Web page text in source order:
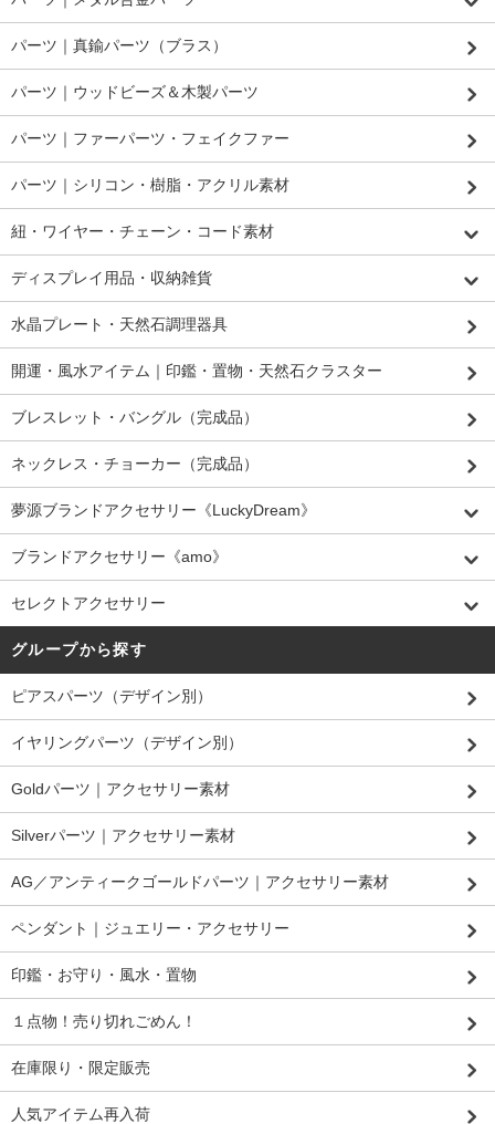
パーツ｜真鍮パーツ（ブラス）
パーツ｜ウッドビーズ＆木製パーツ
パーツ｜ファーパーツ・フェイクファー
パーツ｜シリコン・樹脂・アクリル素材
紐・ワイヤー・チェーン・コード素材
ディスプレイ用品・収納雑貨
水晶プレート・天然石調理器具
開運・風水アイテム｜印鑑・置物・天然石クラスター
ブレスレット・バングル（完成品）
ネックレス・チョーカー（完成品）
夢源ブランドアクセサリー《LuckyDream》
ブランドアクセサリー《amo》
セレクトアクセサリー
グループから探す
ピアスパーツ（デザイン別）
イヤリングパーツ（デザイン別）
Goldパーツ｜アクセサリー素材
Silverパーツ｜アクセサリー素材
AG／アンティークゴールドパーツ｜アクセサリー素材
ペンダント｜ジュエリー・アクセサリー
印鑑・お守り・風水・置物
１点物！売り切れごめん！
在庫限り・限定販売
人気アイテム再入荷